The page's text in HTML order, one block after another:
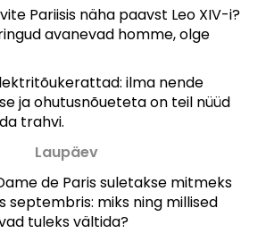
Pariisis näha paavst Leo XIV-i?
avanevad homme, olge
ilma nende
ja ohutusnõueteta on teil nüüd
trahvi.
Laupäev
de Paris suletakse mitmeks
septembris: miks ning millised
tuleks vältida?